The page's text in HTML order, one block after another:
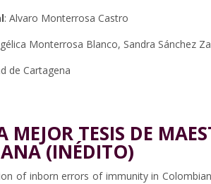
: Alvaro Monterrosa Castro
Monterrosa Blanco, Sandra Sánchez
de Cartagena
MEJOR TESIS DE
(INÉDITO)
of inborn errors of immunity in